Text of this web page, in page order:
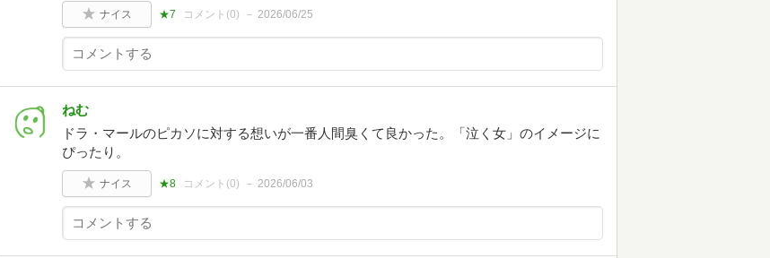
ナイス ★7 コメント(0) 2026/06/25
ねむ
ドラ・マールのピカソに対する想いが一番人間臭くて良かった。「泣く女」のイメージに
ぴったり。
ナイス ★8 コメント(0) 2026/06/03